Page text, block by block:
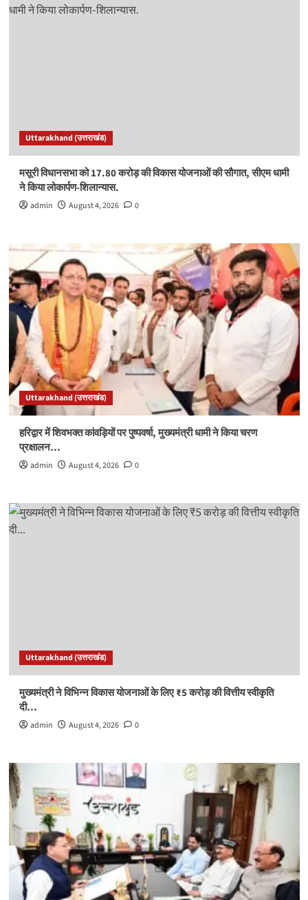
Uttarakhand (उत्तराखंड)
मसूरी विधानसभा को 17.80 करोड़ की विकास योजनाओं की सौगात, सीएम धामी
ने किया लोकार्पण-शिलान्यास.
admin August 4, 2026 0
Uttarakhand (उत्तराखंड)
हरिद्वार में शिवभक्त कांवड़ियों पर पुष्पवर्षा, मुख्यमंत्री धामी ने किया चरण
प्रक्षालन…
admin August 4, 2026 0
Uttarakhand (उत्तराखंड)
मुख्यमंत्री ने विभिन्न विकास योजनाओं के लिए ₹5 करोड़ की वित्तीय स्वीकृति
दी…
admin August 4, 2026 0